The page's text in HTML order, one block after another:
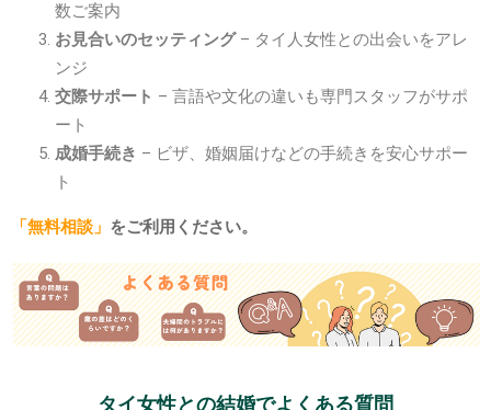
数ご案内
お見合いのセッティング– タイ人女性との出会いをアレ
ンジ
交際サポート – 言語や文化の違いも専門スタッフがサポ
ート
成婚手続き – ビザ、婚姻届けなどの手続きを安心サポー
ト
「無料相談」 をご利用ください。
タイ女性との結婚でよくある質問